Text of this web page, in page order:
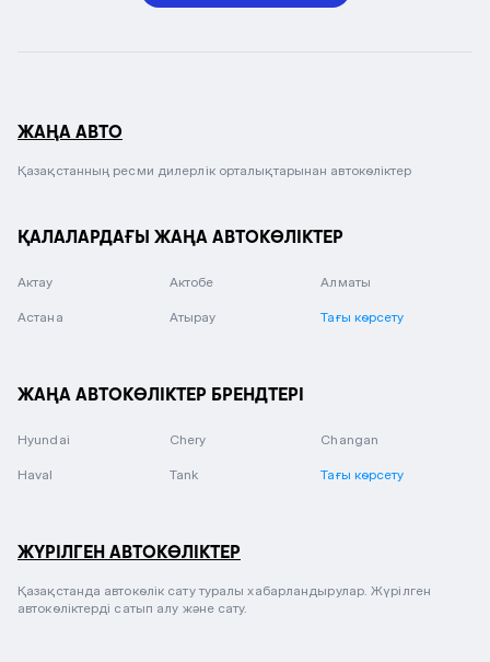
ЖАҢА АВТО
Қазақстанның ресми дилерлік орталықтарынан автокөліктер
ҚАЛАЛАРДАҒЫ ЖАҢА АВТОКӨЛІКТЕР
Актау Актобе Алматы
Астана Атырау Тағы көрсету
ЖАҢА АВТОКӨЛІКТЕР БРЕНДТЕРІ
Hyundai Chery Changan
Haval Tank Тағы көрсету
ЖҮРІЛГЕН АВТОКӨЛІКТЕР
Қазақстанда автокөлік сату туралы хабарландырулар. Жүрілген
автокөліктерді сатып алу және сату.